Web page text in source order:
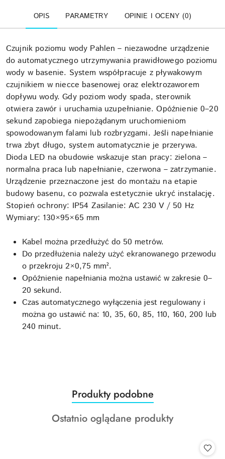
OPIS PARAMETRY OPINIE I OCENY (0)
Czujnik poziomu wody Pahlen – niezawodne urządzenie
do automatycznego utrzymywania prawidłowego poziomu
wody w basenie. System współpracuje z pływakowym
czujnikiem w niecce basenowej oraz elektrozaworem
dopływu wody. Gdy poziom wody spada, sterownik
otwiera zawór i uruchamia uzupełnianie. Opóźnienie 0–20
sekund zapobiega niepożądanym uruchomieniom
spowodowanym falami lub rozbryzgami. Jeśli napełnianie
trwa zbyt długo, system automatycznie je przerywa.
Dioda LED na obudowie wskazuje stan pracy: zielona –
normalna praca lub napełnianie, czerwona – zatrzymanie.
Urządzenie przeznaczone jest do montażu na etapie
budowy basenu, co pozwala estetycznie ukryć instalację.
Stopień ochrony: IP54 Zasilanie: AC 230 V / 50 Hz
Wymiary: 130×95×65 mm
Kabel można przedłużyć do 50 metrów.
Do przedłużenia należy użyć ekranowanego przewodu
o przekroju 2×0,75 mm².
Opóźnienie napełniania można ustawić w zakresie 0–
20 sekund.
Czas automatycznego wyłączenia jest regulowany i
można go ustawić na: 10, 35, 60, 85, 110, 160, 200 lub
240 minut.
Pomiń karuzelę produktów
Produkty
o
statusie:
Produkty podobne
Produkty
Ostatnio oglądane produkty